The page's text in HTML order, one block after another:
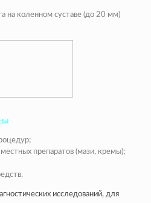
на коленном суставе (до 20 мм)
препаратов (мази, кремы);
исследований, для